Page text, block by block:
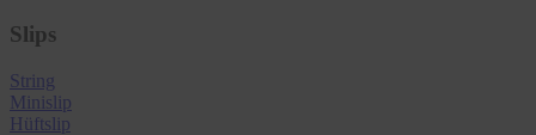
Slips
String
Minislip
Hüftslip